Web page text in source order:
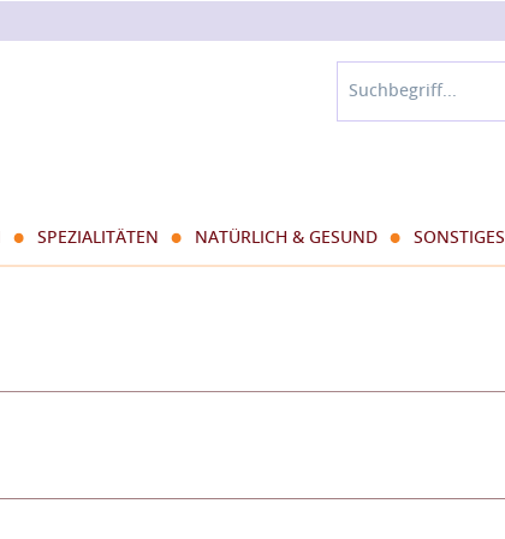
SPEZIALITÄTEN NATÜRLICH & GESUND SONSTIGES